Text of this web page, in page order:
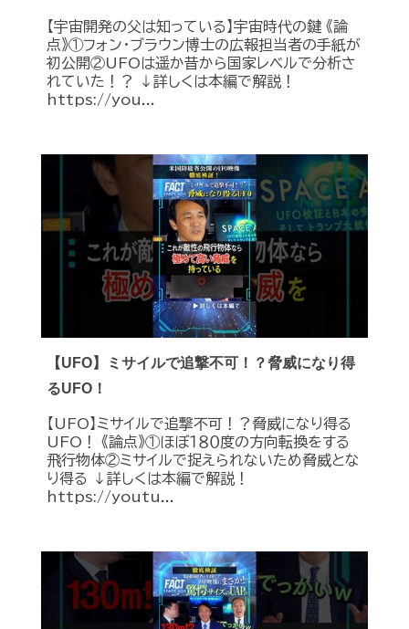
【宇宙開発の父は知っている】宇宙時代の鍵 《論
点》①フォン・ブラウン博士の広報担当者の手紙が
初公開②UFOは遥か昔から国家レベルで分析さ
れていた！？ ↓詳しくは本編で解説！
https://you...
【UFO】ミサイルで追撃不可！？脅威になり得
るUFO！
【UFO】ミサイルで追撃不可！？脅威になり得る
UFO！ 《論点》①ほぼ１８０度の方向転換をする
飛行物体②ミサイルで捉えられないため脅威とな
り得る ↓詳しくは本編で解説！
https://youtu...